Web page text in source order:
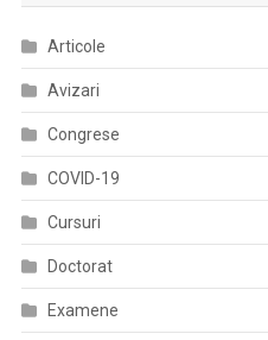
Articole
Avizari
Congrese
COVID-19
Cursuri
Doctorat
Examene